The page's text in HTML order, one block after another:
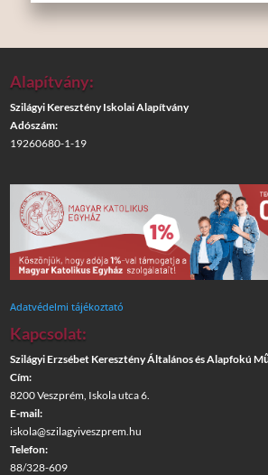
Alapítvány:
Szilágyi Keresztény Iskolai Alapítvány
Adószám:
19260680-1-19
Adatvédelmi tájékoztató
Kapcsolat:
Szilágyi Erzsébet Keresztény Általános és Alapfokú
Cím:
8200 Veszprém, Iskola utca 6.
E-mail:
iskola@szilagyiveszprem.hu
Telefon:
88/328-609